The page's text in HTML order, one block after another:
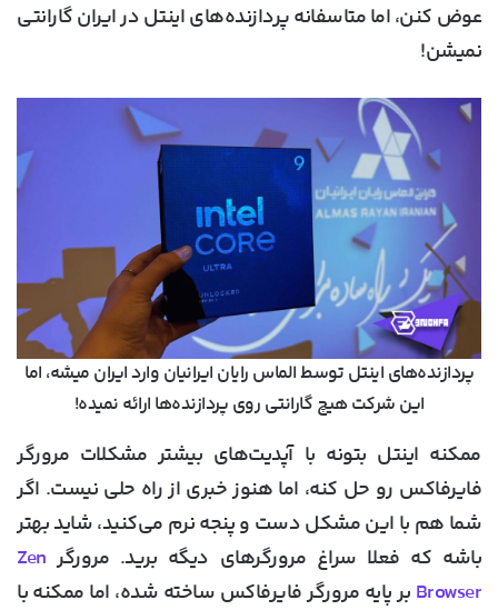
عوض کنن، اما متاسفانه پردازنده‌های اینتل در ایران گارانتی
نمیشن!
پردازنده‌های اینتل توسط الماس رایان ایرانیان وارد ایران میشه، اما
این شرکت هیچ گارانتی روی پردازنده‌ها ارائه نمیده!
ممکنه اینتل بتونه با آپدیت‌های بیشتر مشکلات مرورگر
فایرفاکس رو حل کنه، اما هنوز خبری از راه حلی نیست. اگر
شما هم با این مشکل دست و پنجه نرم می‌کنید، شاید بهتر
باشه که فعلا سراغ مرورگرهای دیگه برید. مرورگر Zen
Browser بر پایه مرورگر فایرفاکس ساخته شده، اما ممکنه با